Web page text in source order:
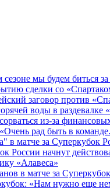
мы будем биться
сделки со
заговор против
воды в раздевалке
из‑за
рад быть в
в матче за Суперкубок
России начнут
«Алавеса»
в матче за
«Нам нужно еще